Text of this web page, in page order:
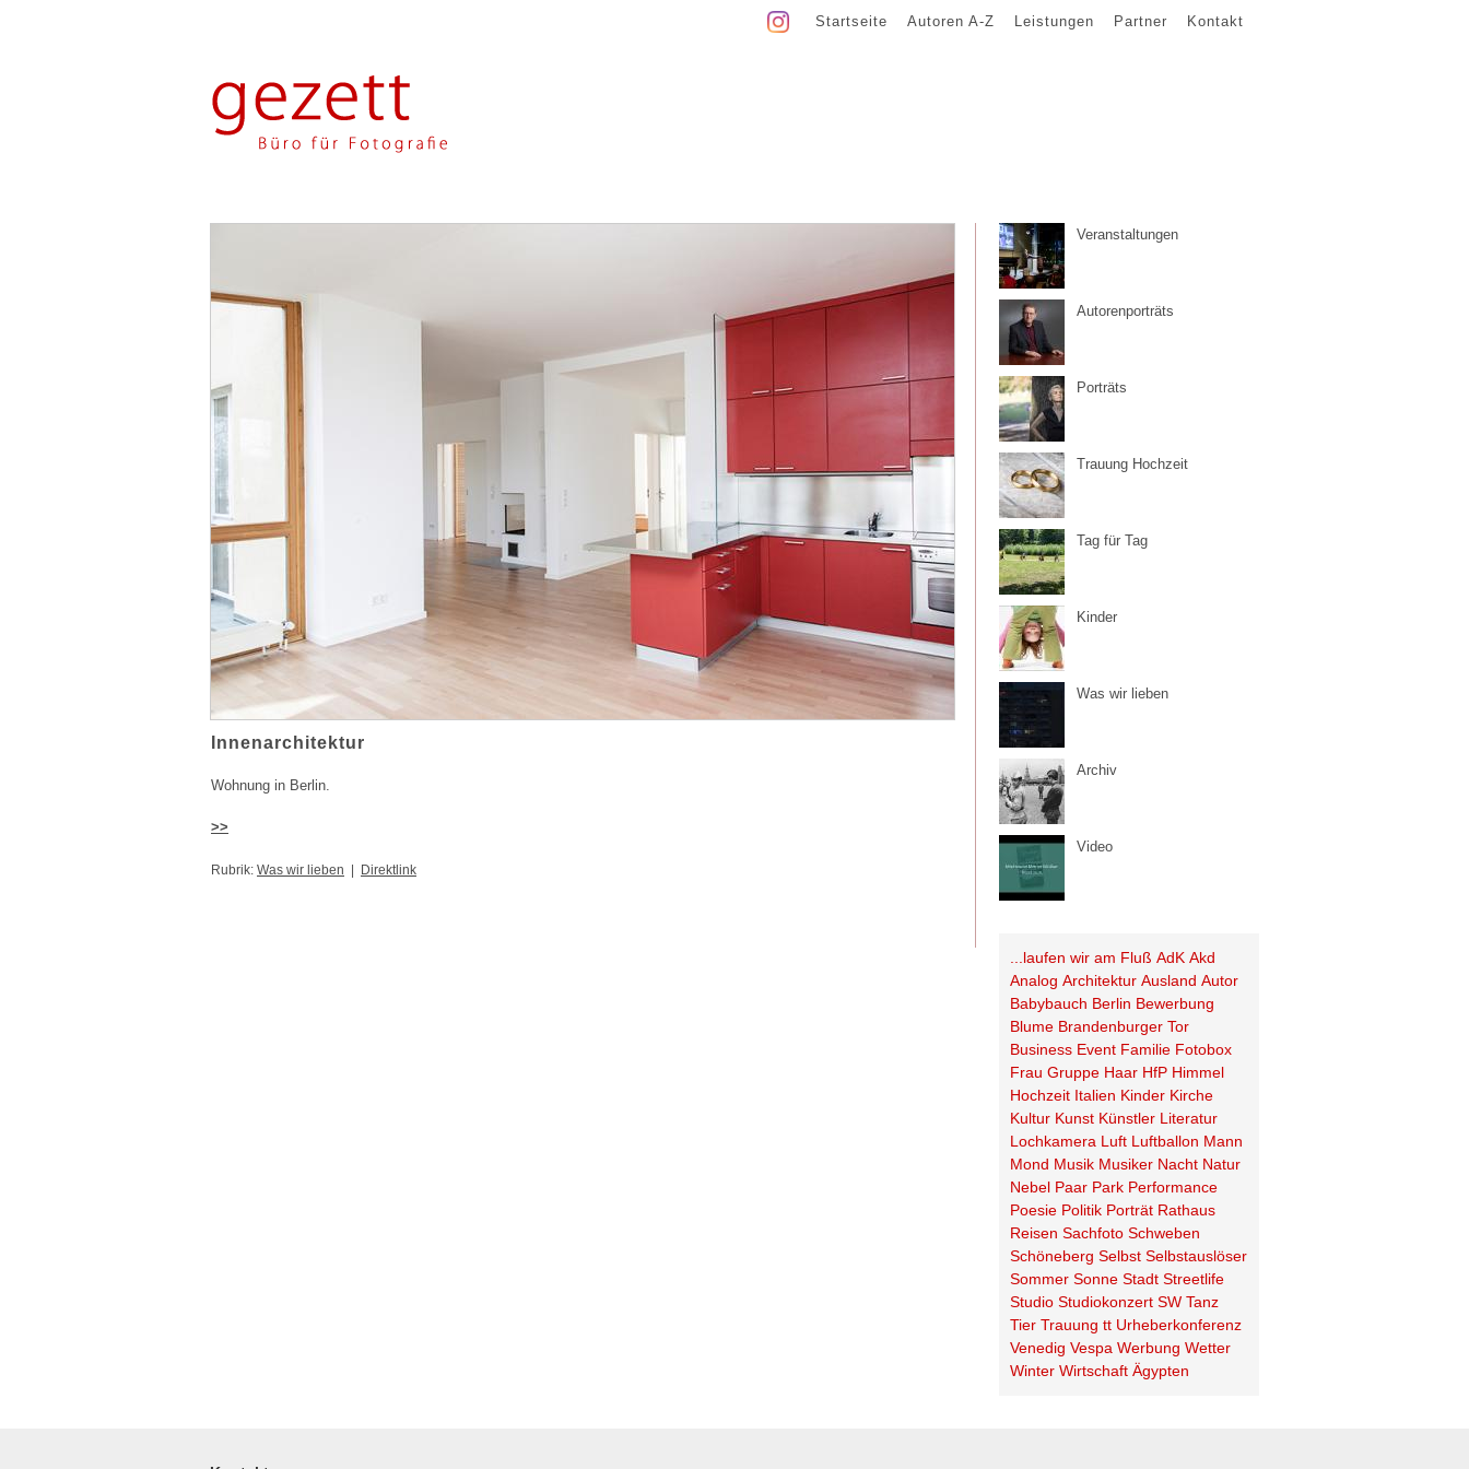
Startseite Autoren A-Z Leistungen Partner Kontakt
Innenarchitektur
Wohnung in Berlin.
>>
Rubrik: Was wir lieben Direktlink
Veranstaltungen
Autorenporträts
Porträts
Trauung Hochzeit
Tag für Tag
Kinder
Was wir lieben
Archiv
Video
...laufen wir am Fluß AdK Akd
Analog Architektur Ausland Autor
Babybauch Berlin Bewerbung
Blume Brandenburger Tor
Business Event Familie Fotobox
Frau Gruppe Haar HfP Himmel
Hochzeit Italien Kinder Kirche
Kultur Kunst Künstler Literatur
Lochkamera Luft Luftballon Mann
Mond Musik Musiker Nacht Natur
Nebel Paar Park Performance
Poesie Politik Porträt Rathaus
Reisen Sachfoto Schweben
Schöneberg Selbst Selbstauslöser
Sommer Sonne Stadt Streetlife
Studio Studiokonzert SW Tanz
Tier Trauung tt Urheberkonferenz
Venedig Vespa Werbung Wetter
Winter Wirtschaft Ägypten